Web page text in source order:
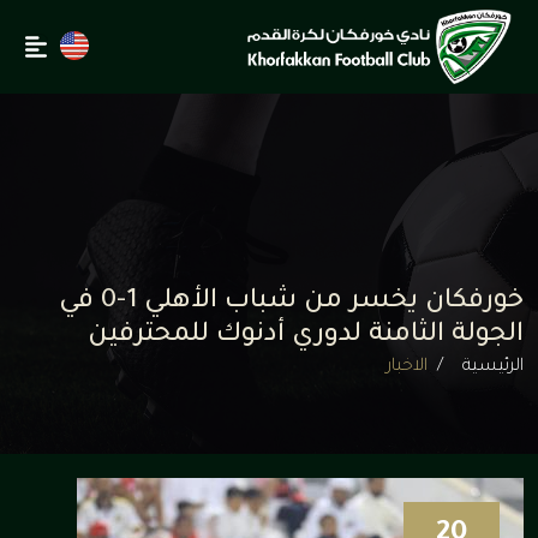
خورفكان يخسر من شباب الأهلي 1-0 في
الجولة الثامنة لدوري أدنوك للمحترفين
الرئيسية الاخبار